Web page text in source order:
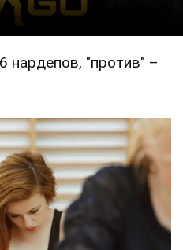
нардепов, "против" –